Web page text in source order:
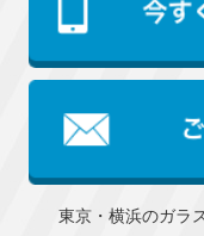
東京・横浜のガラ